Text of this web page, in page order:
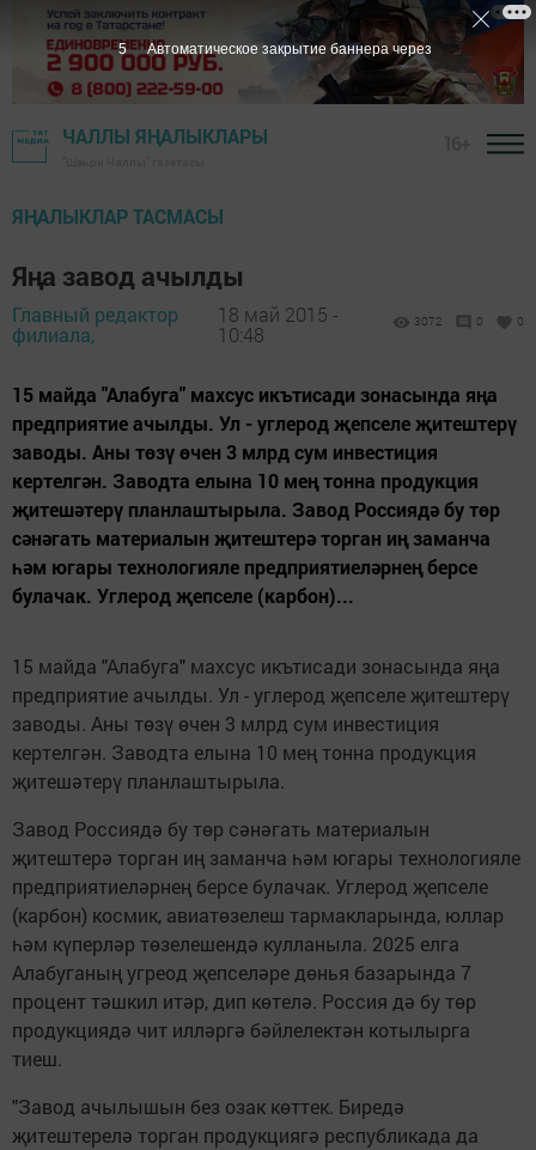
ЧАЛЛЫ ЯҢАЛЫКЛАРЫ
ЯҢАЛЫКЛАР ТАСМАСЫ
Яңа завод ачылды
Главный редактор
филиала,
18 май 2015 -
10:48
3072 0 0
15 майда "Алабуга" махсус икътисади зонасында яңа
предприятие ачылды. Ул - углерод җепселе җитештерү
заводы. Аны төзү өчен 3 млрд сум инвестиция
кертелгән. Заводта елына 10 мең тонна продукция
җитешәтерү планлаштырыла. Завод Россиядә бу төр
сәнәгать материалын җитештерә торган иң заманча
һәм югары технологияле предприятиеләрнең берсе
булачак. Углерод җепселе (карбон)...
15 майда "Алабуга" махсус икътисади зонасында яңа
предприятие ачылды. Ул - углерод җепселе җитештерү
заводы. Аны төзү өчен 3 млрд сум инвестиция
кертелгән. Заводта елына 10 мең тонна продукция
җитешәтерү планлаштырыла.
Завод Россиядә бу төр сәнәгать материалын
җитештерә торган иң заманча һәм югары технологияле
предприятиеләрнең берсе булачак. Углерод җепселе
(карбон) космик, авиатөзелеш тармакларында, юллар
һәм күперләр төзелешендә кулланыла. 2025 елга
Алабуганың угреод җепселәре дөнья базарында 7
процент тәшкил итәр, дип көтелә. Россия дә бу төр
продукциядә чит илләргә бәйлелектән котылырга
тиеш.
"Завод ачылышын без озак көттек. Биредә
җитештерелә торган продукциягә республикада да
4 Автоматическое закрытие баннера через